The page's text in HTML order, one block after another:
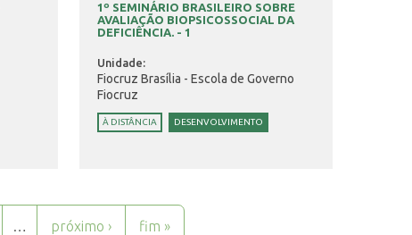
1º SEMINÁRIO BRASILEIRO SOBRE
AVALIAÇÃO BIOPSICOSSOCIAL DA
DEFICIÊNCIA. - 1
Unidade:
Fiocruz Brasília - Escola de Governo
Fiocruz
À DISTÂNCIA DESENVOLVIMENTO
… próximo › fim »